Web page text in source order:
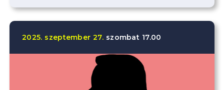
2025. szeptember 27. szombat 17.00